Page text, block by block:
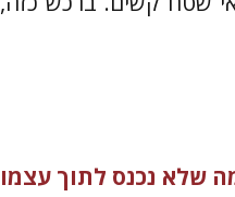
שלא נכנס לתוך עצמו